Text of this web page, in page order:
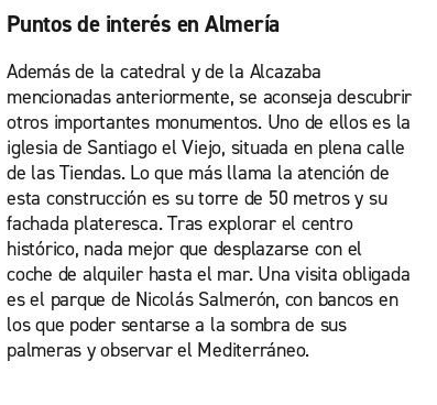
Puntos de interés en Almería
Además de la catedral y de la Alcazaba
mencionadas anteriormente, se aconseja descubrir
otros importantes monumentos. Uno de ellos es la
iglesia de Santiago el Viejo, situada en plena calle
de las Tiendas. Lo que más llama la atención de
esta construcción es su torre de 50 metros y su
fachada plateresca. Tras explorar el centro
histórico, nada mejor que desplazarse con el
coche de alquiler hasta el mar. Una visita obligada
es el parque de Nicolás Salmerón, con bancos en
los que poder sentarse a la sombra de sus
palmeras y observar el Mediterráneo.